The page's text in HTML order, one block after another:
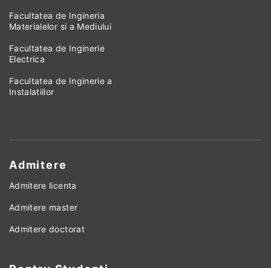
Facultatea de Ingineria
Materialelor si a Mediului
Facultatea de Inginerie
Electrica
Facultatea de Inginerie a
Instalatiilor
Admitere
Admitere licenta
Admitere master
Admitere doctorat